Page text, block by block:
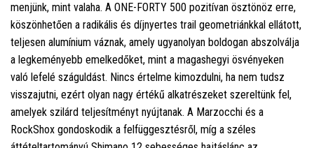
menjünk, mint valaha. A ONE-FORTY 500 pozitívan ösztönöz erre,
köszönhetően a radikális és díjnyertes trail geometriánkkal ellátott,
teljesen alumínium váznak, amely ugyanolyan boldogan abszolválja
a legkeményebb emelkedőket, mint a magashegyi ösvényeken
való lefelé száguldást. Nincs értelme kimozdulni, ha nem tudsz
visszajutni, ezért olyan nagy értékű alkatrészeket szereltünk fel,
amelyek szilárd teljesítményt nyújtanak. A Marzocchi és a
RockShox gondoskodik a felfüggesztésről, míg a széles